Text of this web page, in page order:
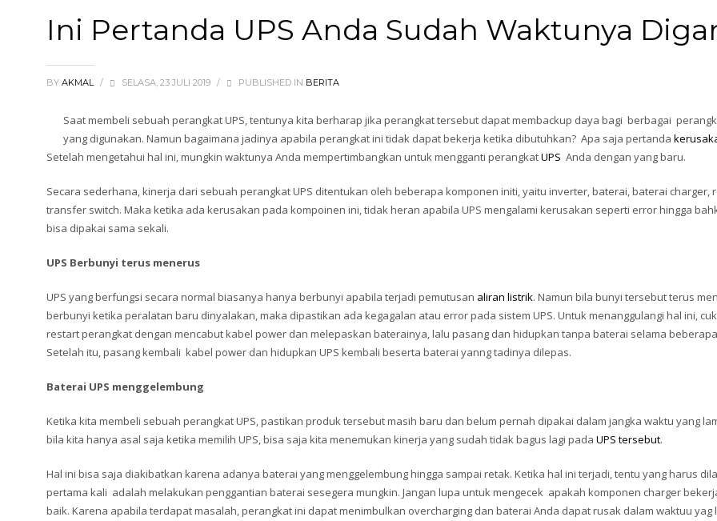
Ini Pertanda UPS Anda Sudah Waktunya
BY AKMAL / SELASA, 23 JULI 2019 / PUBLISHED IN BERITA
Saat membeli sebuah perangkat UPS, tentunya kita berharap jika perangkat tersebut dapat membackup daya bagi berbagai
yang digunakan. Namun bagaimana jadinya apabila perangkat ini tidak dapat bekerja ketika dibutuhkan? Apa saja pertanda
Setelah mengetahui hal ini, mungkin waktunya Anda mempertimbangkan untuk mengganti perangkatUPS Anda dengan yang baru.
Secara sederhana, kinerja dari sebuah perangkat UPS ditentukan oleh beberapa komponen initi, yaitu inverter, baterai, baterai charger,
transfer switch. Maka ketika ada kerusakan pada kompoinen ini, tidak heran apabila UPS mengalami kerusakan seperti error hingga
bisa dipakai sama sekali.
UPS Berbunyi terus menerus
UPS yang berfungsi secara normal biasanya hanya berbunyi apabila terjadi pemutusan aliran listrik. Namun bila bunyi tersebut terus
berbunyi ketika peralatan baru dinyalakan, maka dipastikan ada kegagalan atau error pada sistem UPS. Untuk menanggulangi hal ini,
restart perangkat dengan mencabut kabel power dan melepaskan baterainya, lalu pasang dan hidupkan tanpa baterai selama
Setelah itu, pasang kembali kabel power dan hidupkan UPS kembali beserta baterai yanng tadinya dilepas.
Baterai UPS menggelembung
Ketika kita membeli sebuah perangkat UPS, pastikan produk tersebut masih baru dan belum pernah dipakai dalam jangka waktu yang
bila kita hanya asal saja ketika memilih UPS, bisa saja kita menemukan kinerja yang sudah tidak bagus lagi pada UPS tersebut.
Hal ini bisa saja diakibatkan karena adanya baterai yang menggelembung hingga sampai retak. Ketika hal ini terjadi, tentu yang harus
pertama kali adalah melakukan penggantian baterai sesegera mungkin. Jangan lupa untuk mengecek apakah komponen charger
baik. Karena apabila terdapat masalah, perangkat ini dapat menimbulkan overcharging dan baterai Anda dapat rusak dalam waktuu yag